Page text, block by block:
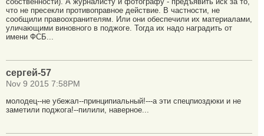
что не пресекли противоправное действие. В частности, не
сообщили правоохранителям. Или они обеспечили их материалами,
уличающими виновного в поджоге. Тогда их надо наградить от
имени ФСБ...
сергей-57
Nov 9 2015 7:58PM
молодец--не убежал--принципиальный!---а эти спецпиоздюки и не
заметили поджога!--пилили, наверное...